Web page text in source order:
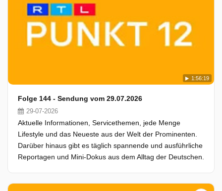
1:56:19
Folge 144 - Sendung vom 29.07.2026
29-07-2026
Aktuelle Informationen, Servicethemen, jede Menge
Lifestyle und das Neueste aus der Welt der Prominenten.
Darüber hinaus gibt es täglich spannende und ausführliche
Reportagen und Mini-Dokus aus dem Alltag der Deutschen.